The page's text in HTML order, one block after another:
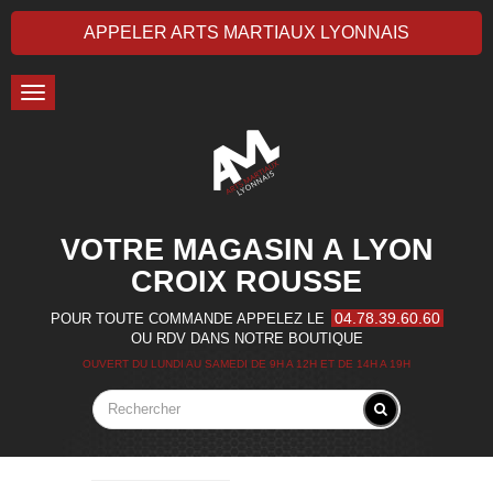
APPELER ARTS MARTIAUX LYONNAIS
Toggle
navigation
VOTRE MAGASIN A LYON
CROIX ROUSSE
POUR TOUTE COMMANDE APPELEZ LE 04.78.39.60.60
OU RDV DANS NOTRE BOUTIQUE
OUVERT DU LUNDI AU SAMEDI DE 9H A 12H ET DE 14H A 19H